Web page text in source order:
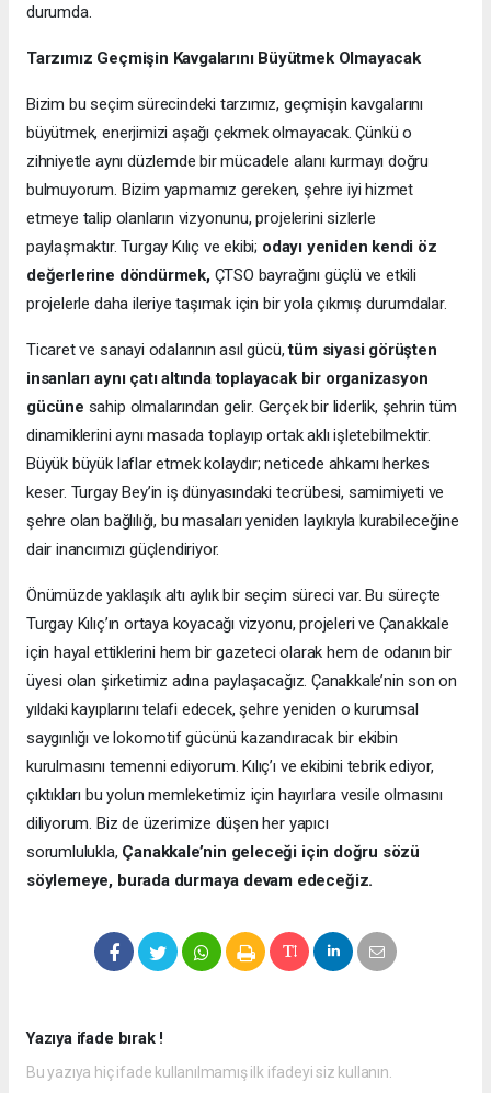
durumda.
Tarzımız Geçmişin Kavgalarını Büyütmek Olmayacak
Bizim bu seçim sürecindeki tarzımız, geçmişin kavgalarını
büyütmek, enerjimizi aşağı çekmek olmayacak. Çünkü o
zihniyetle aynı düzlemde bir mücadele alanı kurmayı doğru
bulmuyorum. Bizim yapmamız gereken, şehre iyi hizmet
etmeye talip olanların vizyonunu, projelerini sizlerle
paylaşmaktır. Turgay Kılıç ve ekibi; odayı yeniden kendi öz
değerlerine döndürmek,ÇTSO bayrağını güçlü ve etkili
projelerle daha ileriye taşımak için bir yola çıkmış durumdalar.
Ticaret ve sanayi odalarının asıl gücü,tüm siyasi görüşten
insanları aynı çatı altında toplayacak bir organizasyon
gücüne sahip olmalarından gelir. Gerçek bir liderlik, şehrin tüm
dinamiklerini aynı masada toplayıp ortak aklı işletebilmektir.
Büyük büyük laflar etmek kolaydır; neticede ahkamı herkes
keser. Turgay Bey’in iş dünyasındaki tecrübesi, samimiyeti ve
şehre olan bağlılığı, bu masaları yeniden layıkıyla kurabileceğine
dair inancımızı güçlendiriyor.
Önümüzde yaklaşık altı aylık bir seçim süreci var. Bu süreçte
Turgay Kılıç’ın ortaya koyacağı vizyonu, projeleri ve Çanakkale
için hayal ettiklerini hem bir gazeteci olarak hem de odanın bir
üyesi olan şirketimiz adına paylaşacağız. Çanakkale’nin son on
yıldaki kayıplarını telafi edecek, şehre yeniden o kurumsal
saygınlığı ve lokomotif gücünü kazandıracak bir ekibin
kurulmasını temenni ediyorum. Kılıç’ı ve ekibini tebrik ediyor,
çıktıkları bu yolun memleketimiz için hayırlara vesile olmasını
diliyorum. Biz de üzerimize düşen her yapıcı
sorumlulukla, Çanakkale’nin geleceği için doğru sözü
söylemeye, burada durmaya devam edeceğiz.
Yazıya ifade bırak !
Bu yazıya hiç ifade kullanılmamış ilk ifadeyi siz kullanın.